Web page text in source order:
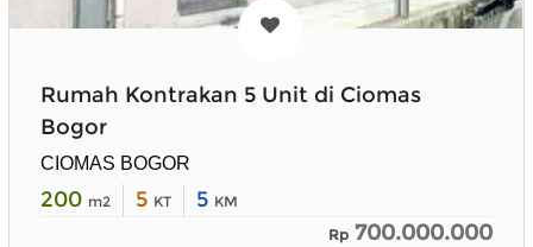
Rumah Kontrakan 5 Unit di Ciomas
Bogor
CIOMAS BOGOR
200 m2 5 KT 5 KM
Rp 700.000.000